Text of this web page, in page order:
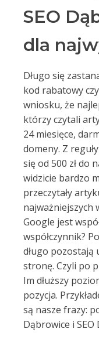
SEO
dla
Długo się
kod rabatowy
wniosku, że
którzy czytali
24 miesięce,
domeny. Z
się od 500 zł do
widzicie bardzo
przeczytały
najważniejszych
Google jest
współczynnik?
długo pozostają
stronę. Czyli po
Im dłuższy
pozycja.
są nasze frazy:
Dąbrowice i SEO